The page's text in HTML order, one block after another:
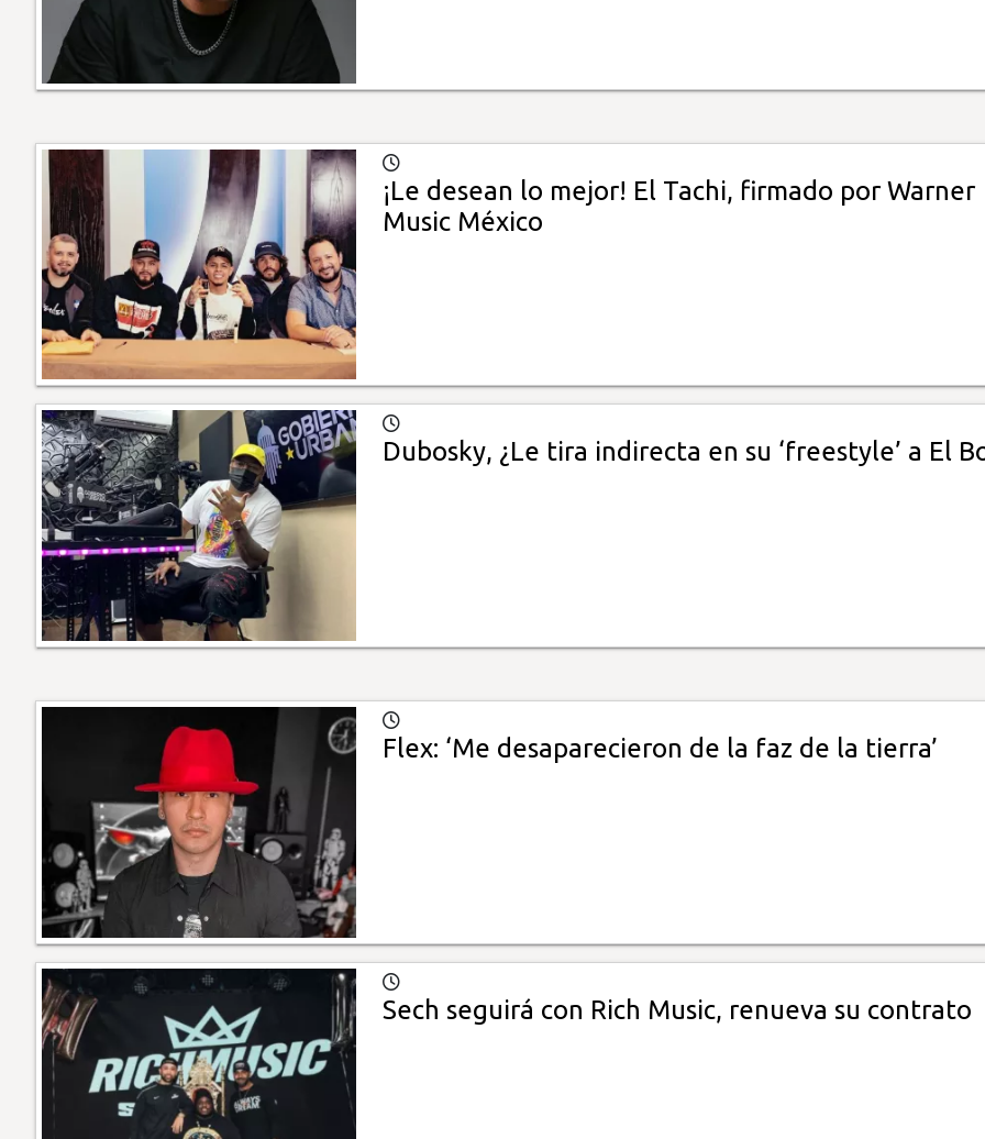
¡Le desean lo mejor! El Tachi, firmado por Warner
Music México
Dubosky, ¿Le tira indirecta en su ‘freestyle’ a El
Flex: ‘Me desaparecieron de la faz de la tierra’
Sech seguirá con Rich Music, renueva su contrato